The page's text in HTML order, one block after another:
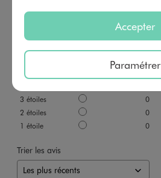
avis soumis à un
Voir tous les avis sur ce site
3 étoiles
0
2 étoiles
0
1 étoile 0
Trier les avis
Accepter
Paramétrer